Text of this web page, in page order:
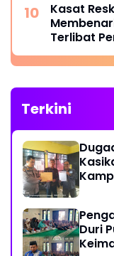
Kasat
Terlibat
Mobil
pare
Terkini
Duri